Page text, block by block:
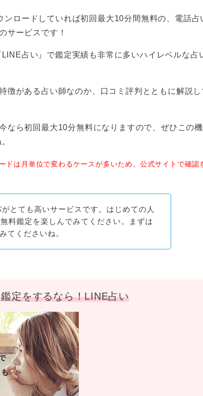
ンロードしていれば初回最大10分間無料の、電話占
サービスです！
占い』で鑑定実績も非常に多いハイレベルな占
徴がある占い師なのか、口コミ評判とともに解説し
なら初回最大10分無料になりますので、ぜひこの
ドは月単位で変わるケースが多いため、公式サイトで確認
とても高いサービスです。はじめての人
料鑑定を楽しんでみてください。まずは
てくださいね。
定をするなら！LINE占い